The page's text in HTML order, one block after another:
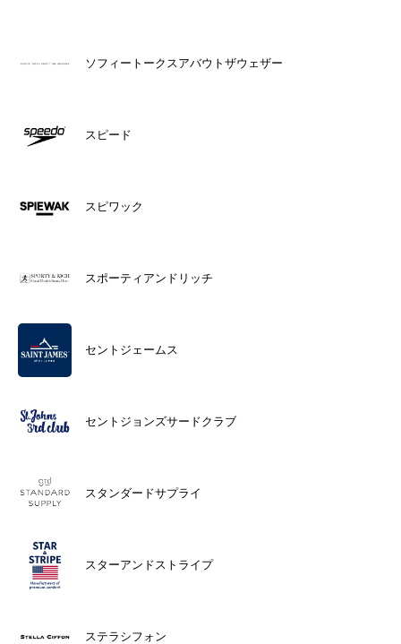
ソフィートークスアバウトザウェザー
スピード
スピワック
スポーティアンドリッチ
セントジェームス
セントジョンズサードクラブ
スタンダードサプライ
スターアンドストライプ
ステラシフォン